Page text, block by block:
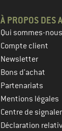
À PROPOS DES
Qui sommes-
Compte client
Newsletter
Bons d'achat
Partenariats
Mentions légales
Centre de
Déclaration